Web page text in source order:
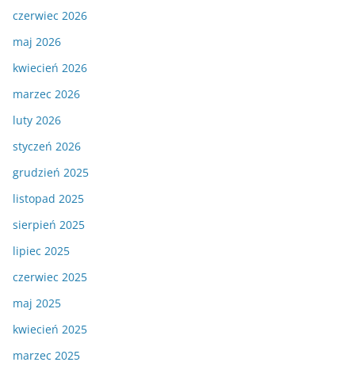
czerwiec 2026
maj 2026
kwiecień 2026
marzec 2026
luty 2026
styczeń 2026
grudzień 2025
listopad 2025
sierpień 2025
lipiec 2025
czerwiec 2025
maj 2025
kwiecień 2025
marzec 2025